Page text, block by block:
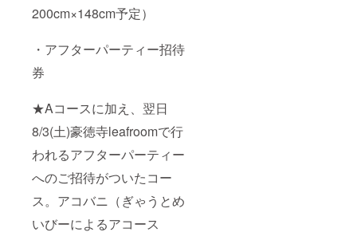
200cm×148cm予定）
・アフターパーティー招待
券
★Aコースに加え、翌日
8/3(土)豪徳寺leafroomで行
われるアフターパーティー
へのご招待がついたコー
ス。アコバニ（ぎゃうとめ
いびーによるアコース